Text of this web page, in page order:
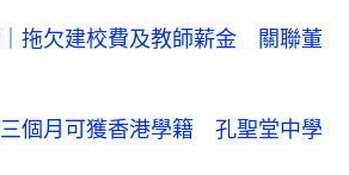
拖欠建校費及教師薪金 關聯董
個月可獲香港學籍 孔聖堂中學